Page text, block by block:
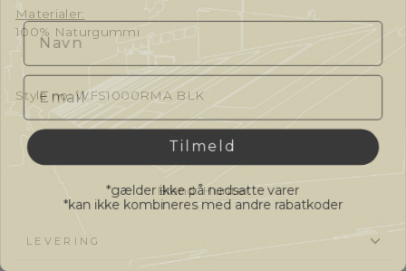
Materialer:
100% Naturgummi
Style no: WFS1000RMA BLK
Brand:Hunter
LEVERING
Navn
Email
Tilmeld
*gælder ikke på nedsatte varer
*kan ikke kombineres med andre rabatkoder